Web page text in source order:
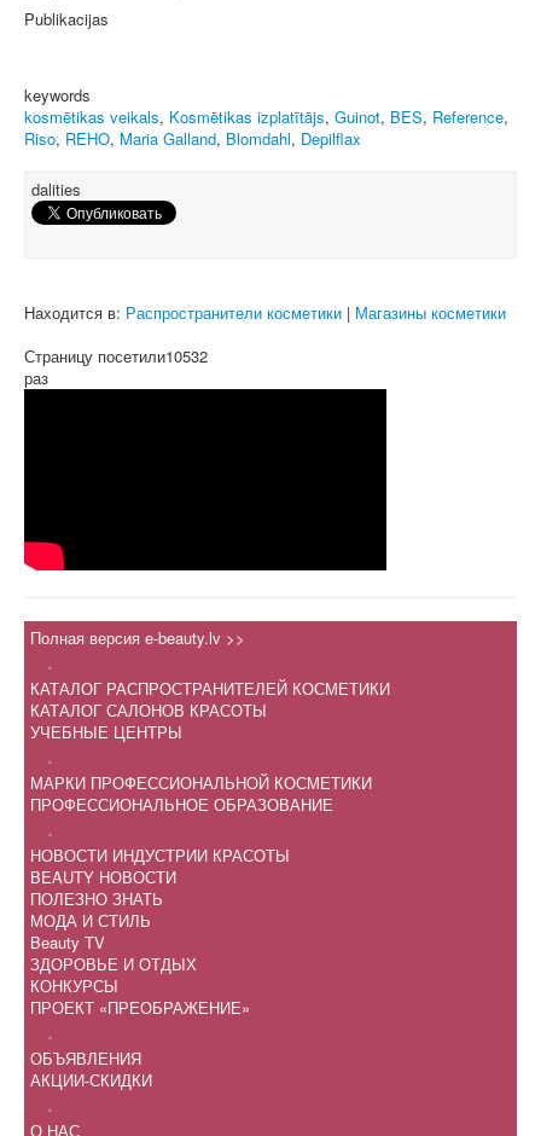
Publikacijas
keywords
kosmētikas veikals, Kosmētikas izplatītājs, Guinot, BES, Reference,
Riso, REHO, Maria Galland, Blomdahl, Depilflax
dalities
Находится в: Распространители косметики | Магазины косметики
Страницу посетили10532
раз
Полная версия e-beauty.lv >>
.
КАТАЛОГ РАСПРОСТРАНИТЕЛЕЙ КОСМЕТИКИ
КАТАЛОГ САЛОНОВ КРАСОТЫ
УЧЕБНЫЕ ЦЕНТРЫ
.
МАРКИ ПРОФЕССИОНАЛЬНОЙ КОСМЕТИКИ
ПРОФЕССИОНАЛЬНОЕ ОБРАЗОВАНИЕ
.
НОВОСТИ ИНДУСТРИИ КРАСОТЫ
BEAUTY НОВОСТИ
ПОЛЕЗНО ЗНАТЬ
МОДА И СТИЛЬ
Beauty TV
ЗДОРОВЬЕ И ОТДЫХ
КОНКУРСЫ
ПРОЕКТ «ПРЕОБРАЖЕНИЕ»
.
ОБЪЯВЛЕНИЯ
АКЦИИ-СКИДКИ
.
О НАС